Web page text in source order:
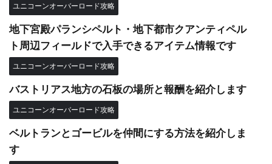
ユニコーンオーバーロード攻略
地下宮殿パランシペルト・地下都市クアンティペル
ト周辺フィールドで入手できるアイテム情報です
ユニコーンオーバーロード攻略
バストリアス地方の石板の場所と報酬を紹介します
ユニコーンオーバーロード攻略
ベルトランとゴービルを仲間にする方法を紹介しま
す